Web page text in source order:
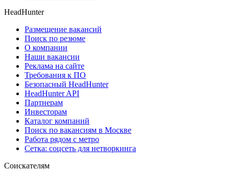
HeadHunter
Размещение вакансий
Поиск по резюме
О компании
Наши вакансии
Реклама на сайте
Требования к ПО
Безопасный HeadHunter
HeadHunter API
Партнерам
Инвесторам
Каталог компаний
Поиск по вакансиям в Москве
Работа рядом с метро
Сетка: соцсеть для нетворкинга
Соискателям